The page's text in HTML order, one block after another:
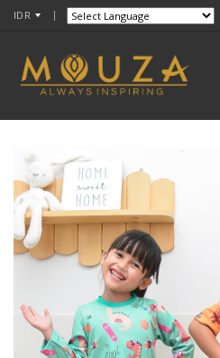
IDR